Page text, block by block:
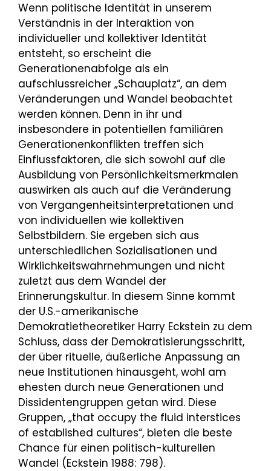
Wenn politische Identität in unserem
Verständnis in der Interaktion von
individueller und kollektiver Identität
entsteht, so erscheint die
Generationenabfolge als ein
aufschlussreicher „Schauplatz“, an dem
Veränderungen und Wandel beobachtet
werden können. Denn in ihr und
insbesondere in potentiellen familiären
Generationenkonflikten treffen sich
Einflussfaktoren, die sich sowohl auf die
Ausbildung von Persönlichkeitsmerkmalen
auswirken als auch auf die Veränderung
von Vergangenheitsinterpretationen und
von individuellen wie kollektiven
Selbstbildern. Sie ergeben sich aus
unterschiedlichen Sozialisationen und
Wirklichkeitswahrnehmungen und nicht
zuletzt aus dem Wandel der
Erinnerungskultur. In diesem Sinne kommt
der U.S.-amerikanische
Demokratietheoretiker Harry Eckstein zu dem
Schluss, dass der Demokratisierungsschritt,
der über rituelle, äußerliche Anpassung an
neue Institutionen hinausgeht, wohl am
ehesten durch neue Generationen und
Dissidentengruppen getan wird. Diese
Gruppen, „that occupy the fluid interstices
of established cultures“, bieten die beste
Chance für einen politisch-kulturellen
Wandel (Eckstein 1988: 798).